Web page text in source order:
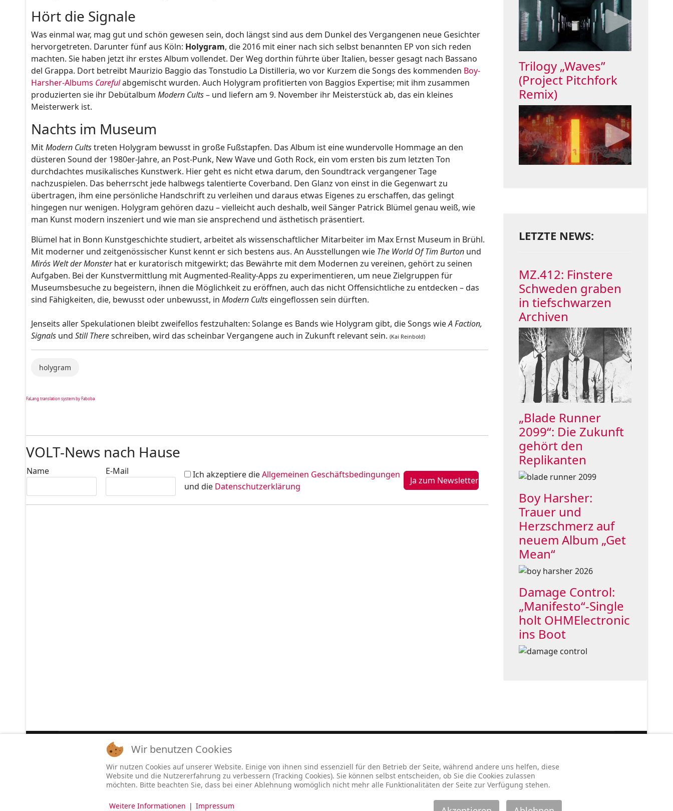
Hört die Signale
Was einmal war, mag gut und schön gewesen sein, doch längst sind aus dem Dunkel des Vergangenen neue Gesichter
hervorgetreten. Darunter fünf aus Köln: Holygram, die 2016 mit einer nach sich selbst benannten EP von sich reden
machten. Sie haben jetzt ihr erstes Album vollendet. Der Weg dorthin führte über Italien, besser gesagt nach Bassano
del Grappa. Dort betreibt Maurizio Baggio das Tonstudio La Distilleria, wo vor Kurzem die Songs des kommenden Boy-
Harsher-Albums Carefulabgemischt wurden. Auch Holygram profitierten von Baggios Expertise; mit ihm zusammen
produzierten sie ihr Debütalbum Modern Cults– und liefern am 9. November ihr Meisterstück ab, das ein kleines
Meisterwerk ist.
Nachts im Museum
MitModern Cultstreten Holygram bewusst in große Fußstapfen. Das Album ist eine wundervolle Hommage an den
düsteren Sound der 1980er-Jahre, an Post-Punk, New Wave und Goth Rock, ein vom ersten bis zum letzten Ton
durchdachtes musikalisches Kunstwerk. Hier geht es nicht etwa darum, den Soundtrack vergangener Tage
nachzuspielen. Das beherrscht jede halbwegs talentierte Coverband. Den Glanz von einst in die Gegenwart zu
übertragen, ihm eine persönliche Handschrift zu verleihen und daraus etwas Eigenes zu erschaffen, das gelingt
hingegen nur wenigen. Holygram gehören dazu – vielleicht auch deshalb, weil Sänger Patrick Blümel genau weiß, wie
man Kunst modern inszeniert und wie man sie ansprechend und ästhetisch präsentiert.
Blümel hat in Bonn Kunstgeschichte studiert, arbeitet als wissenschaftlicher Mitarbeiter im Max Ernst Museum in Brühl.
Mit moderner und zeitgenössischer Kunst kennt er sich bestens aus. An Ausstellungen wie The World Of Tim Burton und
Mirós Welt der Monsterhat er kuratorisch mitgewirkt; das Bewährte mit dem Modernen zu vereinen, gehört zu seinen
Aufgaben. Bei der Kunstvermittlung mit Augmented-Reality-Apps zu experimentieren, um neue Zielgruppen für
Museumsbesuche zu begeistern, ihnen die Möglichkeit zu eröffnen, auch das nicht Offensichtliche zu entdecken – das
sind Fähigkeiten, die, bewusst oder unbewusst, in Modern Cults eingeflossen sein dürften.
Jenseits aller Spekulationen bleibt zweifellos festzuhalten: Solange es Bands wie Holygram gibt, die Songs wieA Faction,
Signals und Still Thereschreiben, wird das scheinbar Vergangene auch in Zukunft relevant sein. (Kai Reinbold)
holygram
FaLang translation system by Faboba
VOLT-News nach Hause
Name E-Mail Ich akzeptiere dieAllgemeinen Geschäftsbedingungen
und die Datenschutzerklärung
Trilogy „Waves”
(Project Pitchfork
Remix)
LETZTE NEWS:
MZ.412: Finstere
Schweden graben
in tiefschwarzen
Archiven
„Blade Runner
2099“: Die Zukunft
gehört den
Replikanten
Boy Harsher:
Trauer und
Herzschmerz auf
neuem Album „Get
Mean“
Damage Control:
„Manifesto“-Single
holt OHMElectronic
ins Boot
Aktuelle Seite:Home RELEASE
REVIEW
Holygram „Modern Cults“ (Album, Oblivion)
© 2025 VOLT Magazin
Impressum Haftung Datenschutz
Wir benutzen Cookies
Wir nutzen Cookies auf unserer Website. Einige von ihnen sind essenziell für den Betrieb der Seite, während andere uns helfen, diese
Website und die Nutzererfahrung zu verbessern (Tracking Cookies). Sie können selbst entscheiden, ob Sie die Cookies zulassen
möchten. Bitte beachten Sie, dass bei einer Ablehnung womöglich nicht mehr alle Funktionalitäten der Seite zur Verfügung stehen.
Weitere Informationen | Impressum